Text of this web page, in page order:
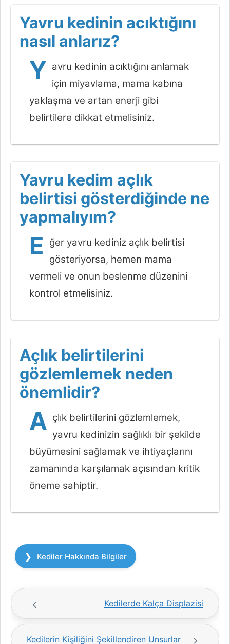
Yavru kedinin acıktığını
nasıl anlarız?
Y avru kedinin acıktığını anlamak
için miyavlama, mama kabına
yaklaşma ve artan enerji gibi
belirtilere dikkat etmelisiniz.
Yavru kedim açlık
belirtisi gösterdiğinde ne
yapmalıyım?
E
ğer yavru kediniz açlık belirtisi
gösteriyorsa, hemen mama
vermeli ve onun beslenme düzenini
kontrol etmelisiniz.
Açlık belirtilerini
gözlemlemek neden
önemlidir?
A çlık belirtilerini gözlemlemek,
yavru kedinizin sağlıklı bir şekilde
büyümesini sağlamak ve ihtiyaçlarını
zamanında karşılamak açısından kritik
öneme sahiptir.
Kategoriler
Kediler Hakkında Bilgiler
Kedilerde Kalça Displazisi
Kedilerin Kişiliğini Şekillendiren Unsurlar